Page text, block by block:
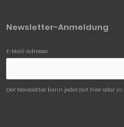
Newsletter-Anmeldung
E-Mail-Adresse:
Der Newsletter kann jederzeit hier oder